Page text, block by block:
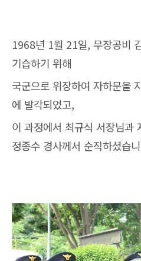
1968년 1월 21일, 무장공비
기습하기 위해
국군으로 위장하여 자하문을
에 발각되었고,
이 과정에서 최규식 서장님과
정종수 경사께서 순직하셨습